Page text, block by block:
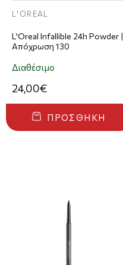
L'OREAL
L'Oreal Infallible 24h Powder |
Απόχρωση 130
Διαθέσιμο
24,00€
ΠΡΟΣΘΉΚΗ